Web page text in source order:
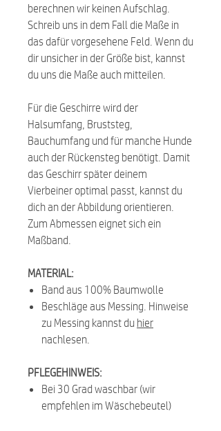
berechnen wir keinen Aufschlag.
Schreib uns in dem Fall die Maße in
das dafür vorgesehene Feld. Wenn du
dir unsicher in der Größe bist, kannst
du uns die Maße auch mitteilen.
Für die Geschirre wird der
Halsumfang, Bruststeg,
Bauchumfang und für manche Hunde
auch der Rückensteg benötigt. Damit
das Geschirr später deinem
Vierbeiner optimal passt, kannst du
dich an der Abbildung orientieren.
Zum Abmessen eignet sich ein
Maßband.
MATERIAL:
Band aus 100% Baumwolle
Beschläge aus Messing. Hinweise
zu Messing kannst du hier
nachlesen.
PFLEGEHINWEIS:
Bei 30 Grad waschbar (wir
empfehlen im Wäschebeutel)